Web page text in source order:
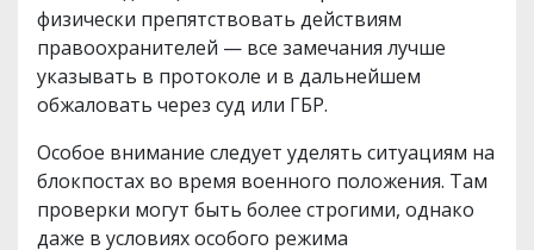
физически препятствовать действиям
правоохранителей — все замечания лучше
указывать в протоколе и в дальнейшем
обжаловать через суд или ГБР.
Особое внимание следует уделять ситуациям на
блокпостах во время военного положения. Там
проверки могут быть более строгими, однако
даже в условиях особого режима